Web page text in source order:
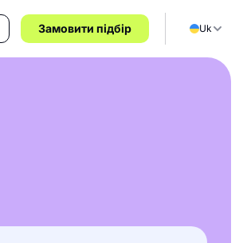
Замовити підбір Uk